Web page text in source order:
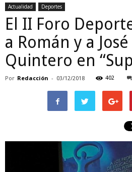
Actualidad Deportes
El II Foro
a Román y a
Quintero en
Por Redacción - 03/12/2018 402